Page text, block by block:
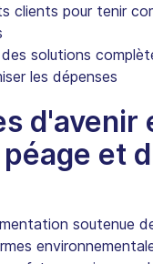
clients pour tenir
solutions
les dépenses
d'avenir
et
soutenue